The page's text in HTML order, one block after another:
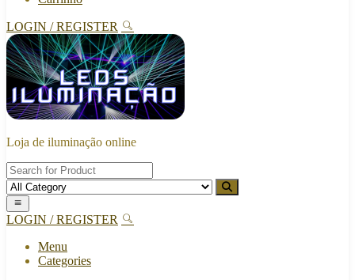
LOGIN / REGISTER
Loja de iluminação online
LOGIN / REGISTER
Menu
Categories